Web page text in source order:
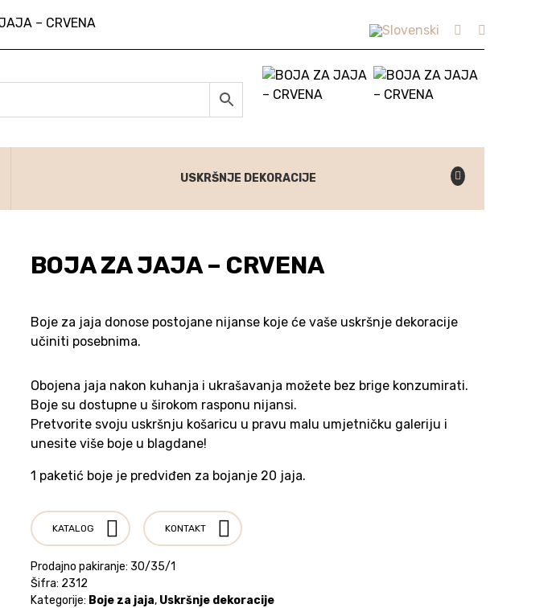
USKRŠNJE DEKORACIJE
BOJA ZA JAJA – CRVENA
Boje za jaja donose postojane nijanse koje će vaše uskršnje dekoracije
učiniti posebnima.
Obojena jaja nakon kuhanja i ukrašavanja možete bez brige konzumirati.
Boje su dostupne u širokom rasponu nijansi.
Pretvorite svoju uskršnju košaricu u pravu malu umjetničku galeriju i
unesite više boje u blagdane!
1 paketić boje je predviđen za bojanje 20 jaja.
KATALOG KONTAKT
Prodajno pakiranje: 30/35/1
Šifra: 2312
Kategorije: Boje za jaja, Uskršnje dekoracije